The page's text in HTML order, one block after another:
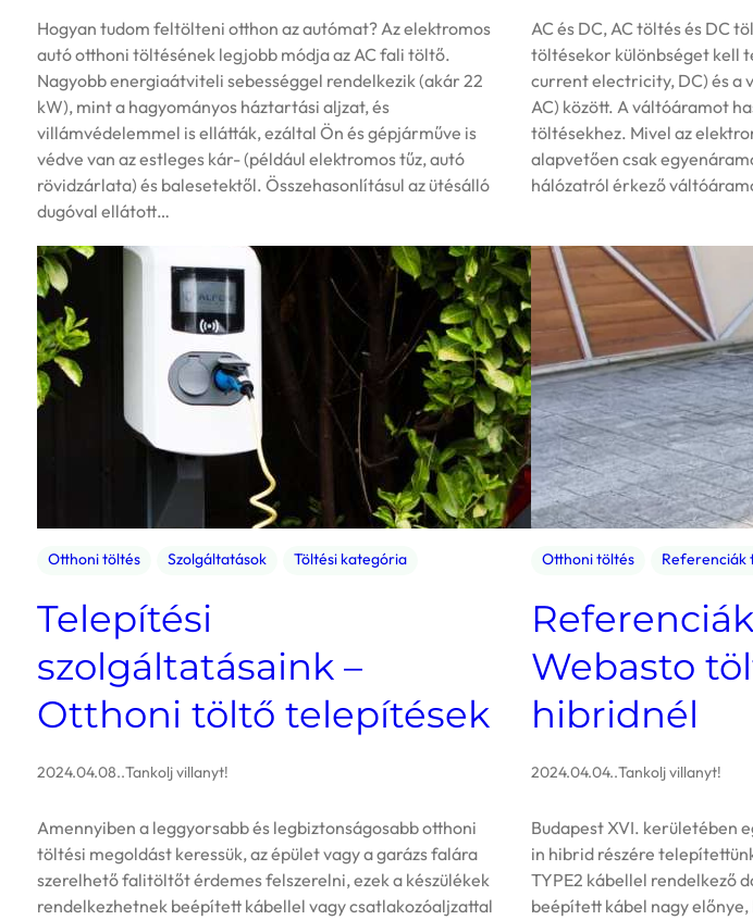
Hogyan tudom feltölteni otthon az autómat? Az elektromos
autó otthoni töltésének legjobb módja az AC fali töltő.
Nagyobb energiaátviteli sebességgel rendelkezik (akár 22
kW), mint a hagyományos háztartási aljzat, és
villámvédelemmel is ellátták, ezáltal Ön és gépjárműve is
védve van az estleges kár- (például elektromos tűz, autó
rövidzárlata) és balesetektől. Összehasonlításul az ütésálló
dugóval ellátott…
AC és DC, AC töltés és DC
töltésekor különbséget kell
current electricity, DC) és
AC) között. A váltóáramot
töltésekhez. Mivel az
alapvetően csak
hálózatról érkező
Otthoni töltés Szolgáltatások Töltési kategória
Telepítési
szolgáltatásaink –
Otthoni töltő telepítések
2024.04.08..Tankolj villanyt!
Amennyiben a leggyorsabb és legbiztonságosabb otthoni
töltési megoldást keressük, az épület vagy a garázs falára
szerelhető falitöltőt érdemes felszerelni, ezek a készülékek
rendelkezhetnek beépített kábellel vagy csatlakozóaljzattal
Otthoni töltés Referenciák
Webasto
hibridnél
2024.04.04..Tankolj villanyt!
Budapest XVI. kerületében
in hibrid részére
TYPE2 kábellel rendelkező
beépített kábel nagy